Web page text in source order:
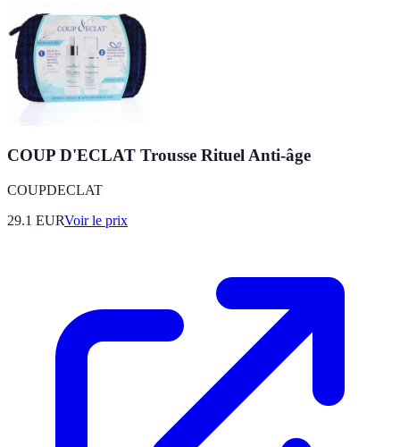
COUP D'ECLAT Trousse Rituel Anti-âge
COUPDECLAT
29.1 EURVoir le prix